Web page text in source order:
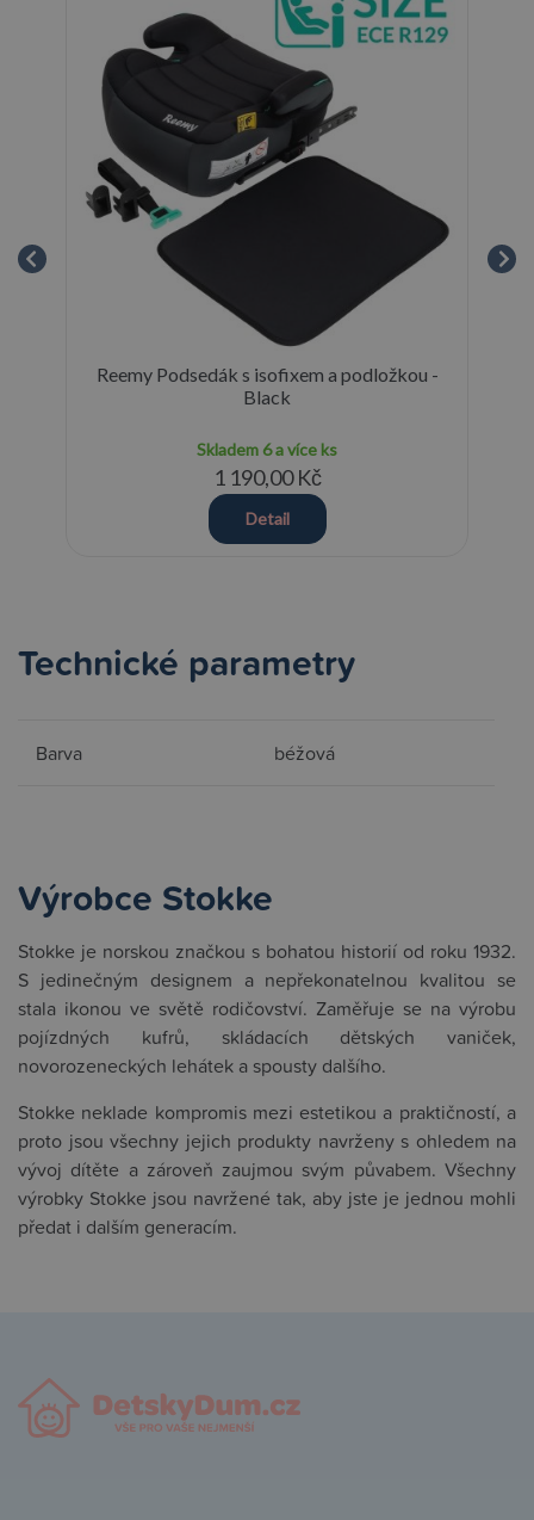
Reemy Podsedák s isofixem a podložkou -
Black
Skladem 6 a více ks
1 190,00 Kč
Detail
Technické parametry
Barva béžová
Výrobce Stokke
Stokke je norskou značkou s bohatou historií od roku 1932.
S jedinečným designem a nepřekonatelnou kvalitou se
stala ikonou ve světě rodičovství. Zaměřuje se na výrobu
pojízdných kufrů, skládacích dětských vaniček,
novorozeneckých lehátek a spousty dalšího.
Stokke neklade kompromis mezi estetikou a praktičností, a
proto jsou všechny jejich produkty navrženy s ohledem na
vývoj dítěte a zároveň zaujmou svým půvabem. Všechny
výrobky Stokke jsou navržené tak, aby jste je jednou mohli
předat i dalším generacím.